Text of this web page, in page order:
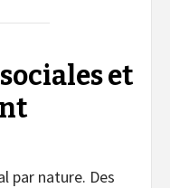
et
par nature. Des